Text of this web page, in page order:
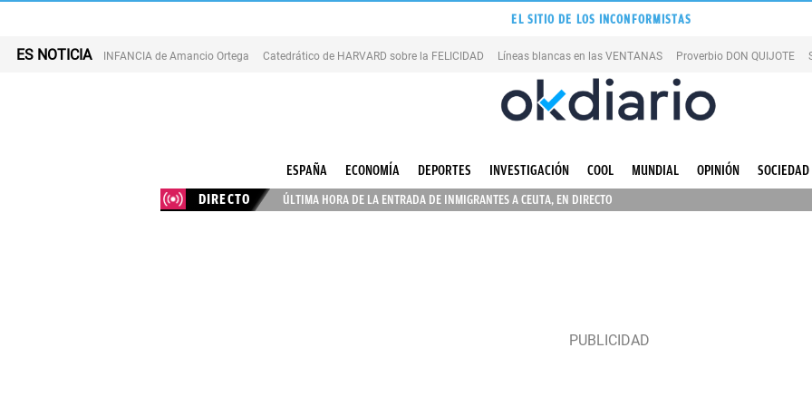
EL SITIO DE LOS INCONFORMISTAS
ES NOTICIA INFANCIA de Amancio Ortega Catedrático de HARVARD sobre la FELICIDAD Líneas blancas en las VENTANAS Proverbio DON QUIJOTE
ESPAÑA ECONOMÍA DEPORTES INVESTIGACIÓN COOL MUNDIAL OPINIÓN SOCIEDAD
DIRECTO
ÚLTIMA HORA DE LA ENTRADA DE INMIGRANTES A CEUTA, EN DIRECTO